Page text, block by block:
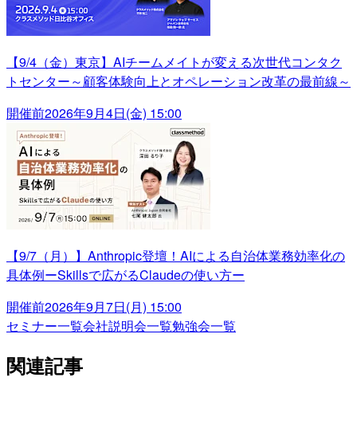
【9/4（金）東京】AIチームメイトが変える次世代コンタク
トセンター～顧客体験向上とオペレーション改革の最前線～
開催前2026年9月4日(金) 15:00
【9/7（月）】Anthropic登壇！AIによる自治体業務効率化の
具体例ーSkillsで広がるClaudeの使い方ー
開催前2026年9月7日(月) 15:00
セミナー一覧会社説明会一覧勉強会一覧
関連記事